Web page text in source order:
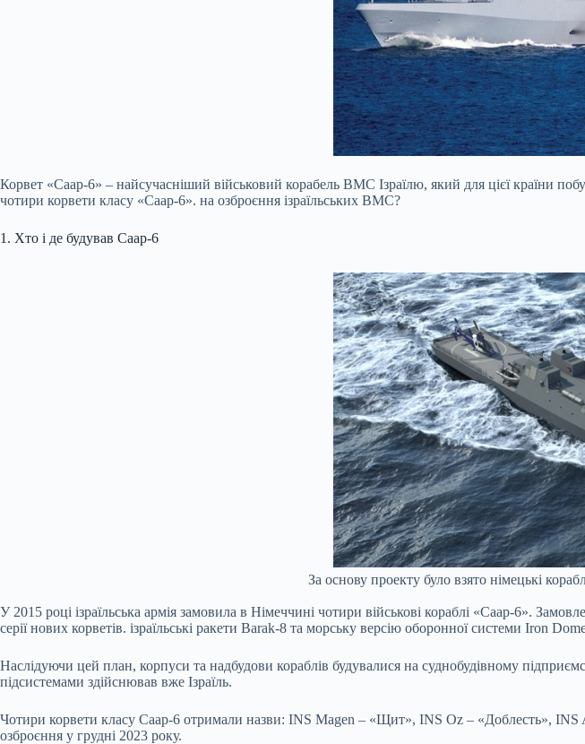
Корвет «Саар-6» – найсучасніший військовий корабель ВМС Ізраїлю, який для цієї країни
чотири корвети класу «Саар-6». на озброєння ізраїльських ВМС?
1. Хто і де будував Саар-6
За основу проекту було взято німецькі
У 2015 році ізраїльська армія замовила в Німеччині чотири військові кораблі «Саар-6».
серії нових корветів. ізраїльські ракети Barak-8 та морську версію оборонної системи Iron
Наслідуючи цей план, корпуси та надбудови кораблів будувалися на суднобудівному
підсистемами здійснював вже Ізраїль.
Чотири корвети класу Саар-6 отримали назви: INS Magen – «Щит», INS Oz – «Доблесть», INS
озброєння у грудні 2023 року.